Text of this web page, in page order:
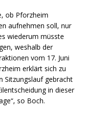
ob Pforzheim
aufnehmen soll, nur
wiederum müsste
weshalb der
vom 17. Juni
erklärt sich zu
Sitzungslauf gebracht
in dieser
so Boch.